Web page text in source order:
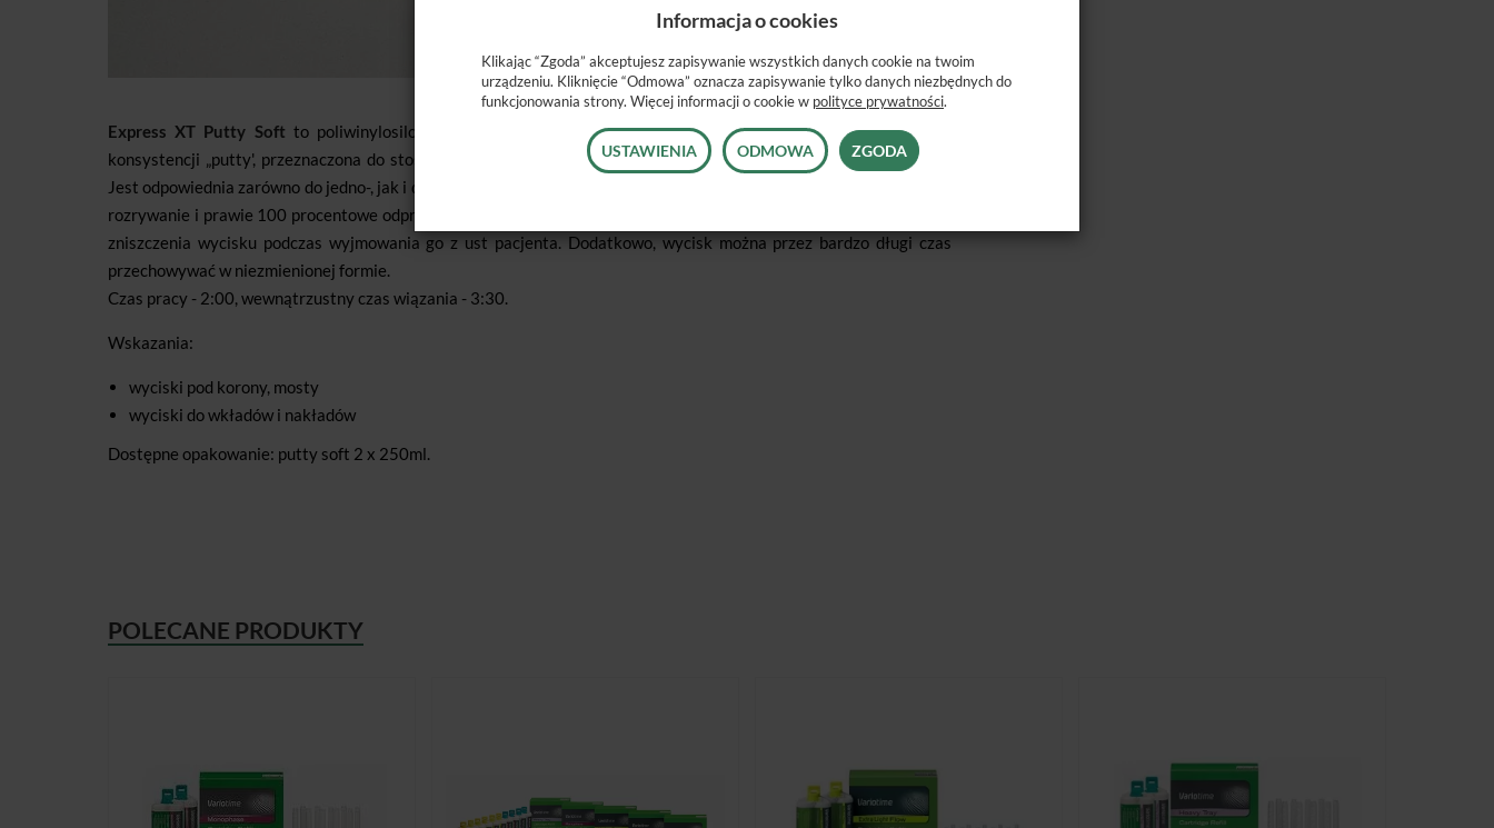
Express XT Putty Soft to poliwinylosiloksanowa masa wyciskowa nowej generacji. Mieszana ręcznie masa o
konsystencji „putty', przeznaczona do stosowania jako I warstwa przy precyzyjnych wyciskach dwuwarstwowych.
Jest odpowiednia zarówno do jedno-, jak i dwuczasowej techniki pobierania wycisku. Wysoka wytrzymałość masy na
rozrywanie i prawie 100 procentowe odprężenie elastyczne praktycznie wykluczają ryzyko zniekształcenia czy też
zniszczenia wycisku podczas wyjmowania go z ust pacjenta. Dodatkowo, wycisk można przez bardzo długi czas
przechowywać w niezmienionej formie.
Czas pracy - 2:00, wewnątrzustny czas wiązania - 3:30.
Wskazania:
wyciski pod korony, mosty
wyciski do wkładów i nakładów
Dostępne opakowanie: putty soft 2 x 250ml.
POLECANE PRODUKTY
Informacja o cookies
Klikając “Zgoda” akceptujesz zapisywanie wszystkich danych cookie na twoim
urządzeniu. Kliknięcie “Odmowa” oznacza zapisywanie tylko danych niezbędnych do
funkcjonowania strony. Więcej informacji o cookie w polityce prywatności.
USTAWIENIA ODMOWA ZGODA